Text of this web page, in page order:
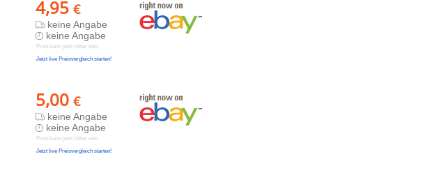
4,95 €
keine Angabe
keine Angabe
Preis kann jetzt höher sein
Jetzt live Preisvergleich starten!
5,00 €
keine Angabe
keine Angabe
Preis kann jetzt höher sein
Jetzt live Preisvergleich starten!